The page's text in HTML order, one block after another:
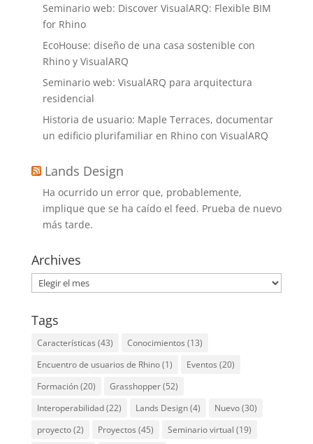
Seminario web: Discover VisualARQ: Flexible BIM
for Rhino
EcoHouse: diseño de una casa sostenible con
Rhino y VisualARQ
Seminario web: VisualARQ para arquitectura
residencial
Historia de usuario: Maple Terraces, documentar
un edificio plurifamiliar en Rhino con VisualARQ
Lands Design
Ha ocurrido un error que, probablemente,
implique que se ha caído el feed. Prueba de nuevo
más tarde.
Archives
Archives
Tags
Características (43) Conocimientos (13)
Encuentro de usuarios de Rhino(1) Eventos (20)
Formación(20) Grasshopper(52)
Interoperabilidad(22) Lands Design(4) Nuevo(30)
proyecto(2) Proyectos (45) Seminario virtual (19)